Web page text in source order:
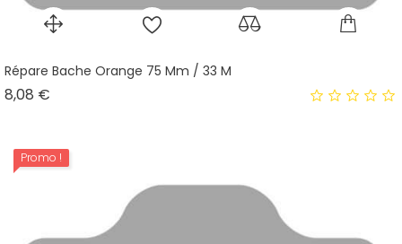
Répare Bache Orange 75 Mm / 33 M
8,08 €
Promo !